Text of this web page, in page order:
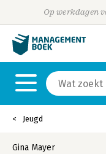
Op werkdagen
Jeugd
Gina Mayer